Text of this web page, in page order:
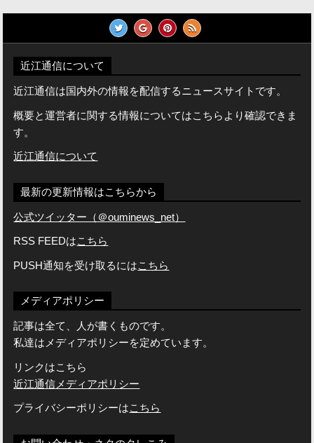
近江通信について
近江通信は国内外の情報を配信するニュースサイトです。
概要と運営者に関する情報についてはこちらより確認できま
す。
近江通信について
最新の更新情報はこちらから
公式ツイッター（＠ouminews_net）
RSS FEEDはこちら
PUSH通知を受け取るにはこちら
メディアポリシー
記事は全て、人が書くものです。
私達はメディアポリシーを定めています。
リンクはこちら
近江通信メディアポリシー
プライバシーポリシーはこちら